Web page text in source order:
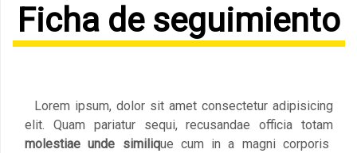
Ficha de seguimiento
Lorem ipsum, dolor sit amet consectetur adipisicing
elit. Quam pariatur sequi, recusandae officia totam
molestiae unde similique cum in a magni corporis